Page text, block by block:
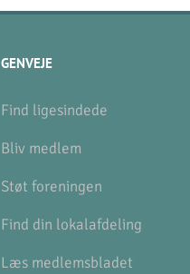
GENVEJE
Find ligesindede
Bliv medlem
Støt foreningen
Find din lokalafdeling
Læs medlemsbladet